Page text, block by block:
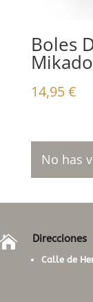
Boles
14,95€
No has
 Direcciones
Calle de